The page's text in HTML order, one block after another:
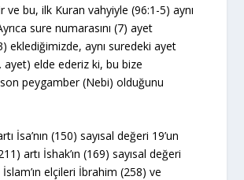
ve bu, ilk Kuran vahyiyle (96:1-5) aynı
sure numarasını (7) ayet
eklediğimizde, aynı suredeki ayet
ayet) elde ederiz ki, bu bize
peygamber (Nebi) olduğunu
İsa’nın (150) sayısal değeri 19’un
artı İshak’ın (169) sayısal değeri
İslam’ın elçileri İbrahim (258) ve